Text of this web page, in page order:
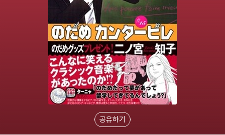
공유하기